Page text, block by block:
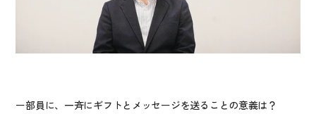
ー部員に、一斉にギフトとメッセージを送ることの意義は？